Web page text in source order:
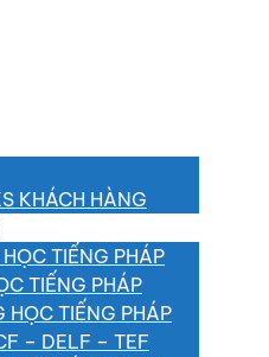
KHÁCH HÀNG
TIẾNG PHÁP
TIẾNG PHÁP
HỌC TIẾNG PHÁP
– DELF – TEF